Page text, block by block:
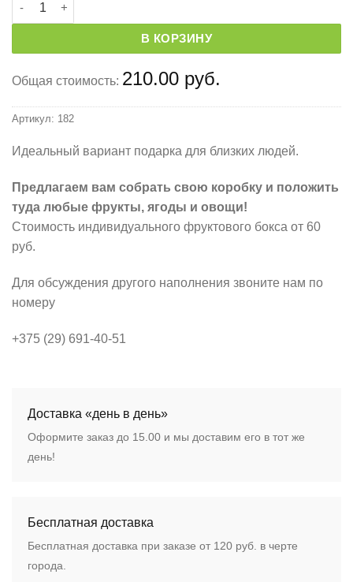
В КОРЗИНУ
Общая стоимость: 210.00 руб.
Артикул: 182
Идеальный вариант подарка для близких людей.
Предлагаем вам собрать свою коробку и положить
туда любые фрукты, ягоды и овощи!
Стоимость индивидуального фруктового бокса от 60
руб.
Для обсуждения другого наполнения звоните нам по
номеру
+375 (29) 691-40-51
Доставка «день в день»
Оформите заказ до 15.00 и мы доставим его в тот же
день!
Бесплатная доставка
Бесплатная доставка при заказе от 120 руб. в черте
города.